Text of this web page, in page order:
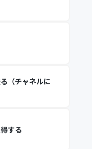
（チャネルに
する